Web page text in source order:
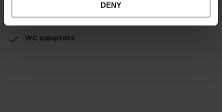
DENY
Serveis
WC adaptats